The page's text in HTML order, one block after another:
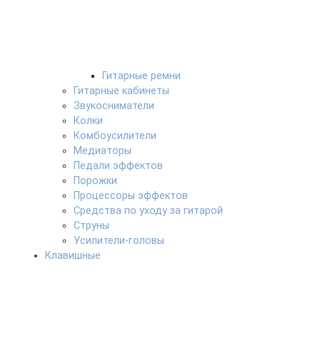
Гитарные ремни
Гитарные кабинеты
Звукосниматели
Колки
Комбоусилители
Медиаторы
Педали эффектов
Порожки
Процессоры эффектов
Средства по уходу за гитарой
Струны
Усилители-головы
Клавишные